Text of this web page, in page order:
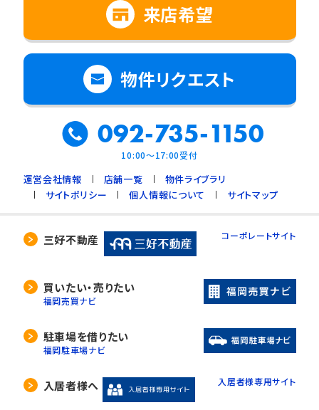
来店希望
物件リクエスト
092-735-1150
10:00～17:00受付
運営会社情報 店舗一覧
物件ライブラリ
サイトポリシー
個人情報について サイトマップ
三好不動産 コーポレートサイト
買いたい・売りたい
福岡売買ナビ
駐車場を借りたい
福岡駐車場ナビ
入居者様へ 入居者様専用サイト